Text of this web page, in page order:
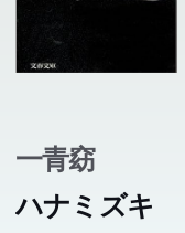
一青窈
ハナミズキ